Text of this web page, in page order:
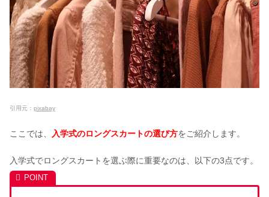
引用元： pixabay
ここでは、 入学式のロングスカートの選び方をご紹介します。
入学式でロングスカートを選ぶ際に重要なのは、以下の3点です。